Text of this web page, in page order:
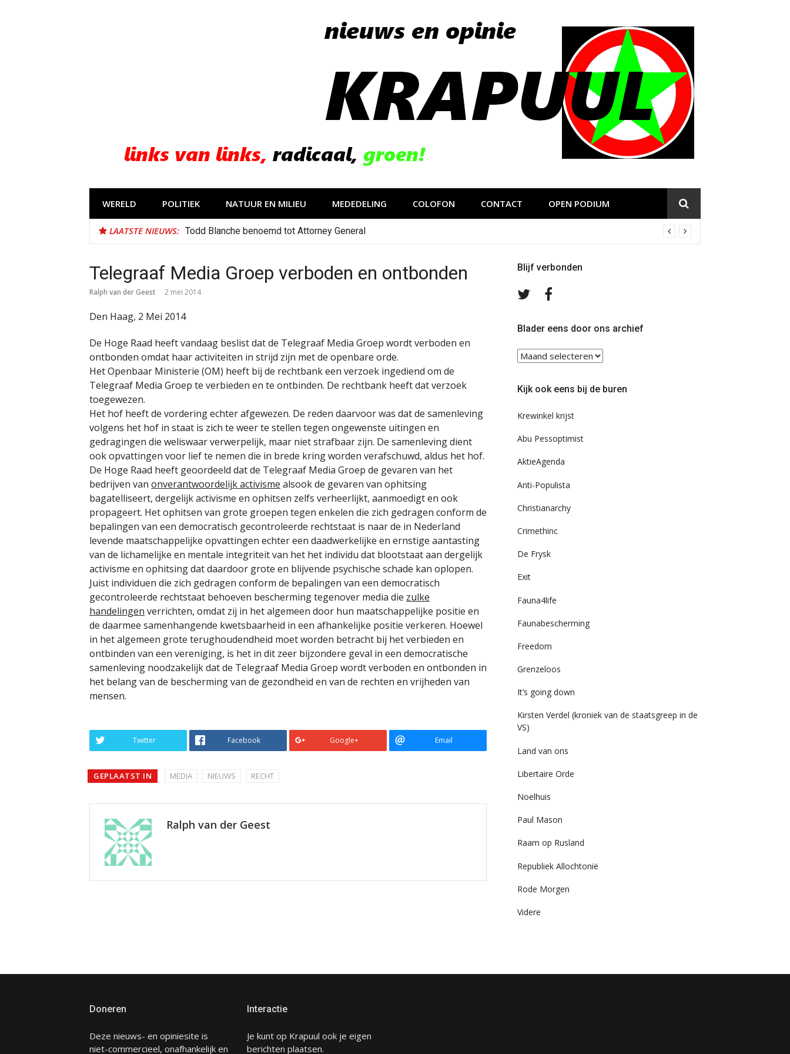
WERELD POLITIEK NATUUR EN MILIEU MEDEDELING COLOFON CONTACT OPEN PODIUM
LAATSTE NIEUWS: Todd Blanche benoemd tot Attorney General
Telegraaf Media Groep verboden en ontbonden
Ralph van der Geest 2 mei 2014
Den Haag, 2 Mei 2014
De Hoge Raad heeft vandaag beslist dat de Telegraaf Media Groep wordt verboden en
ontbonden omdat haar activiteiten in strijd zijn met de openbare orde.
Het Openbaar Ministerie (OM) heeft bij de rechtbank een verzoek ingediend om de
Telegraaf Media Groep te verbieden en te ontbinden. De rechtbank heeft dat verzoek
toegewezen.
Het hof heeft de vordering echter afgewezen. De reden daarvoor was dat de samenleving
volgens het hof in staat is zich te weer te stellen tegen ongewenste uitingen en
gedragingen die weliswaar verwerpelijk, maar niet strafbaar zijn. De samenleving dient
ook opvattingen voor lief te nemen die in brede kring worden verafschuwd, aldus het hof.
De Hoge Raad heeft geoordeeld dat de Telegraaf Media Groep de gevaren van het
bedrijven van onverantwoordelijk activisme alsook de gevaren van ophitsing
bagatelliseert, dergelijk activisme en ophitsen zelfs verheerlijkt, aanmoedigt en ook
propageert. Het ophitsen van grote groepen tegen enkelen die zich gedragen conform de
bepalingen van een democratisch gecontroleerde rechtstaat is naar de in Nederland
levende maatschappelijke opvattingen echter een daadwerkelijke en ernstige aantasting
van de lichamelijke en mentale integriteit van het het individu dat blootstaat aan dergelijk
activisme en ophitsing dat daardoor grote en blijvende psychische schade kan oplopen.
Juist individuen die zich gedragen conform de bepalingen van een democratisch
gecontroleerde rechtstaat behoeven bescherming tegenover media die zulke
handelingen verrichten, omdat zij in het algemeen door hun maatschappelijke positie en
de daarmee samenhangende kwetsbaarheid in een afhankelijke positie verkeren. Hoewel
in het algemeen grote terughoudendheid moet worden betracht bij het verbieden en
ontbinden van een vereniging, is het in dit zeer bijzondere geval in een democratische
samenleving noodzakelijk dat de Telegraaf Media Groep wordt verboden en ontbonden in
het belang van de bescherming van de gezondheid en van de rechten en vrijheden van
mensen.
Twitter Facebook Google+ Email
GEPLAATST IN MEDIA NIEUWS RECHT
Ralph van der Geest
Blijf verbonden
Volg
TwitterFacebook
Blader eens door ons archief
Blader
eens
ons
Kijk ook eens bij de buren
Krewinkel krijst
Abu Pessoptimist
AktieAgenda
Anti-Populista
Christianarchy
Crimethinc
De Frysk
Exit
Fauna4life
Faunabescherming
Freedom
Grenzeloos
It’s going down
Kirsten Verdel (kroniek van de staatsgreep in de
VS)
Land van ons
Libertaire Orde
Noelhuis
Paul Mason
Raam op Rusland
Republiek Allochtonië
Rode Morgen
Videre
Doneren
Deze nieuws- en opiniesite is
niet-commercieel, onafhankelijk en
Interactie
Je kunt op Krapuul ook je eigen
berichten plaatsen.